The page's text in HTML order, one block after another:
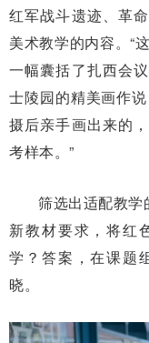
红军战斗遗迹、革
美术教学的内容。“
一幅囊括了扎西会
士陵园的精美画作
摄后亲手画出来的
考样本。”
筛选出适配教学
新教材要求，将红
学？答案，在课题
晓。